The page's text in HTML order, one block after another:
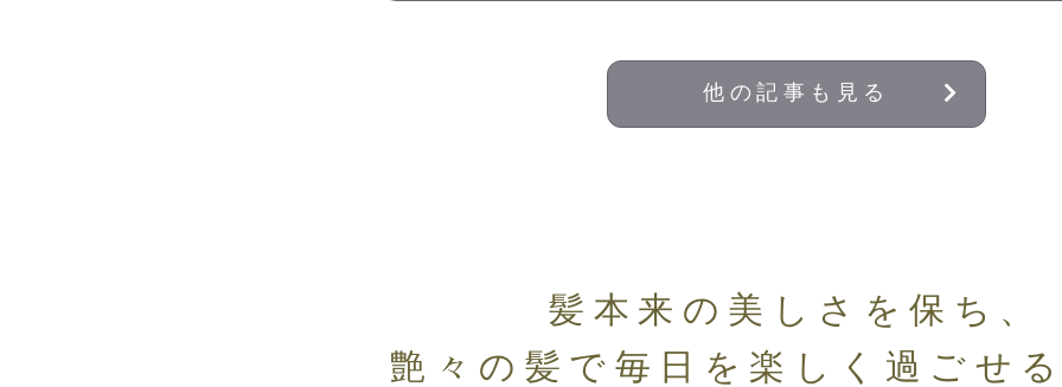
他の記事も見る
髪本来の美しさを保ち、
艶々の髪で毎日を楽しく過ごせ